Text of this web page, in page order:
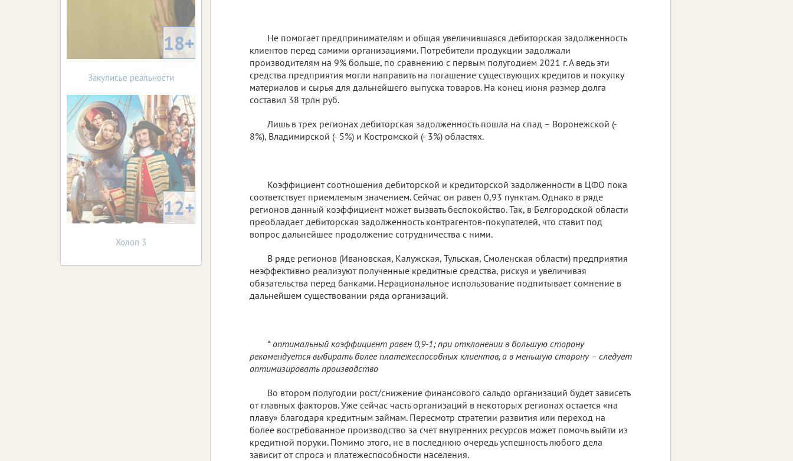
Не помогает предпринимателям и общая увеличившаяся дебиторская задолженность
клиентов перед самими организациями. Потребители продукции задолжали
производителям на 9% больше, по сравнению с первым полугодием 2021 г. А ведь эти
средства предприятия могли направить на погашение существующих кредитов и покупку
материалов и сырья для дальнейшего выпуска товаров. На конец июня размер долга
составил 38 трлн руб.
Лишь в трех регионах дебиторская задолженность пошла на спад – Воронежской (-
8%), Владимирской (- 5%) и Костромской (- 3%) областях.
Коэффициент соотношения дебиторской и кредиторской задолженности в ЦФО пока
соответствует приемлемым значением. Сейчас он равен 0,93 пунктам. Однако в ряде
регионов данный коэффициент может вызвать беспокойство. Так, в Белгородской области
преобладает дебиторская задолженность контрагентов-покупателей, что ставит под
вопрос дальнейшее продолжение сотрудничества с ними.
В ряде регионов (Ивановская, Калужская, Тульская, Смоленская области) предприятия
неэффективно реализуют полученные кредитные средства, рискуя и увеличивая
обязательства перед банками. Нерациональное использование подпитывает сомнение в
дальнейшем существовании ряда организаций.
* оптимальный коэффициент равен 0,9-1; при отклонении в большую сторону
рекомендуется выбирать более платежеспособных клиентов, а в меньшую сторону – следует
оптимизировать производство
Во втором полугодии рост/снижение финансового сальдо организаций будет зависеть
от главных факторов. Уже сейчас часть организаций в некоторых регионах остается «на
плаву» благодаря кредитным займам. Пересмотр стратегии развития или переход на
более востребованное производство за счет внутренних ресурсов может помочь выйти из
кредитной поруки. Помимо этого, не в последнюю очередь успешность любого дела
зависит от спроса и платежеспособности населения.
18+
Закулисье реальности
12+
Холоп 3